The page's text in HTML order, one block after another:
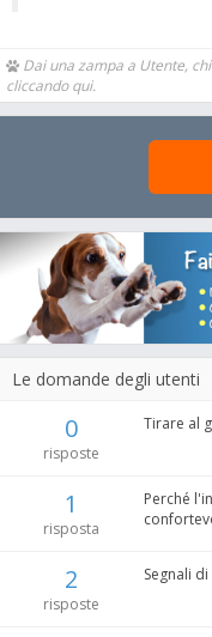
Dai una zampa a Utente,
cliccando qui.
Le domande degli utenti
0
risposte
Tirare al
1
risposta
Perché
2
risposte
Segnali